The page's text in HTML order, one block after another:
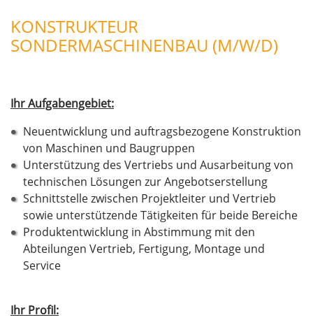
KONSTRUKTEUR
SONDERMASCHINENBAU (M/W/D)
Ihr Aufgabengebiet:
Neuentwicklung und auftragsbezogene Konstruktion
von Maschinen und Baugruppen
Unterstützung des Vertriebs und Ausarbeitung von
technischen Lösungen zur Angebotserstellung
Schnittstelle zwischen Projektleiter und Vertrieb
sowie unterstützende Tätigkeiten für beide Bereiche
Produktentwicklung in Abstimmung mit den
Abteilungen Vertrieb, Fertigung, Montage und
Service
Ihr Profil: